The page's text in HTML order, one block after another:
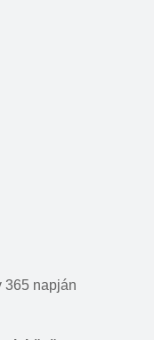
365 napján